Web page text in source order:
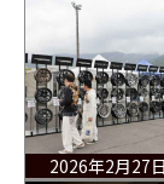
2026年2月27日